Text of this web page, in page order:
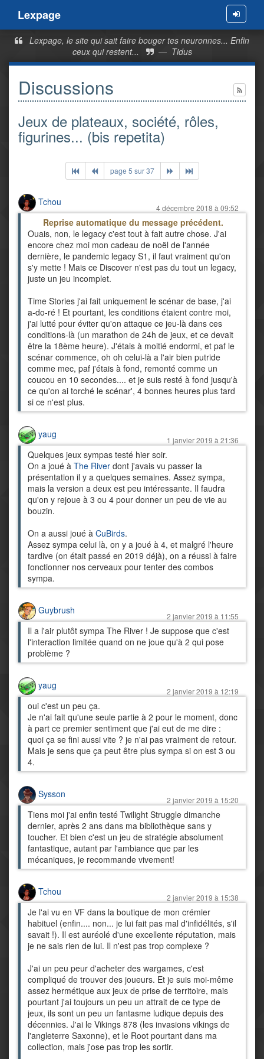
Menu
Lexpage
Lexpage, le site qui sait faire bouger tes neuronnes... Enfin
ceux qui restent...
— Tidus
Discussions
Jeux de plateaux, société, rôles,
figurines... (bis repetita)
page 5 sur 37
Tchou
4 décembre 2018 à 09:52
Reprise automatique du message précédent.
Ouais, non, le legacy c'est tout à fait autre chose. J'ai
encore chez moi mon cadeau de noël de l'année
dernière, le pandemic legacy S1, il faut vraiment qu'on
s'y mette ! Mais ce Discover n'est pas du tout un legacy,
juste un jeu incomplet.
Time Stories j'ai fait uniquement le scénar de base, j'ai
a-do-ré ! Et pourtant, les conditions étaient contre moi,
j'ai lutté pour éviter qu'on attaque ce jeu-là dans ces
conditions-là (un marathon de 24h de jeux, et ce devait
être la 18ème heure). J'étais à moitié endormi, et paf le
scénar commence, oh oh celui-là a l'air bien putride
comme mec, paf j'étais à fond, remonté comme un
coucou en 10 secondes.... et je suis resté à fond jusqu'à
ce qu'on ai torché le scénar', 4 bonnes heures plus tard
si ce n'est plus.
yaug
1 janvier 2019 à 21:36
Quelques jeux sympas testé hier soir.
On a joué à The River dont j'avais vu passer la
présentation il y a quelques semaines. Assez sympa,
mais la version a deux est peu intéressante. Il faudra
qu'on y rejoue à 3 ou 4 pour donner un peu de vie au
bouzin.
On a aussi joué à CuBirds.
Assez sympa celui là, on y a joué à 4, et malgré l'heure
tardive (on était passé en 2019 déjà), on a réussi à faire
fonctionner nos cerveaux pour tenter des combos
sympa.
Guybrush
2 janvier 2019 à 11:55
Il a l'air plutôt sympa The River ! Je suppose que c'est
l'interaction limitée quand on ne joue qu'à 2 qui pose
problème ?
yaug
2 janvier 2019 à 12:19
oui c'est un peu ça.
Je n'ai fait qu'une seule partie à 2 pour le moment, donc
à part ce premier sentiment que j'ai eut de me dire :
quoi ça se fini aussi vite ? je n'ai pas vraiment de retour.
Mais je sens que ça peut être plus sympa si on est 3 ou
4.
Sysson
2 janvier 2019 à 15:20
Tiens moi j'ai enfin testé Twilight Struggle dimanche
dernier, après 2 ans dans ma bibliothèque sans y
toucher. Et bien c'est un jeu de stratégie absolument
fantastique, autant par l'ambiance que par les
mécaniques, je recommande vivement!
Tchou
2 janvier 2019 à 15:38
Je l'ai vu en VF dans la boutique de mon crémier
habituel (enfin.... non... je lui fait pas mal d'infidélités, s'il
savait !). Il est auréolé d'une excellente réputation, mais
je ne sais rien de lui. Il n'est pas trop complexe ?
J'ai un peu peur d'acheter des wargames, c'est
compliqué de trouver des joueurs. Et je suis moi-même
assez hermétique aux jeux de prise de territoire, mais
pourtant j'ai toujours un peu un attrait de ce type de
jeux, ils sont un peu un fantasme ludique depuis des
décennies. J'ai le Vikings 878 (les invasions vikings de
l'angleterre Saxonne), et le Root pourtant dans ma
collection, mais j'ose pas trop les sortir.